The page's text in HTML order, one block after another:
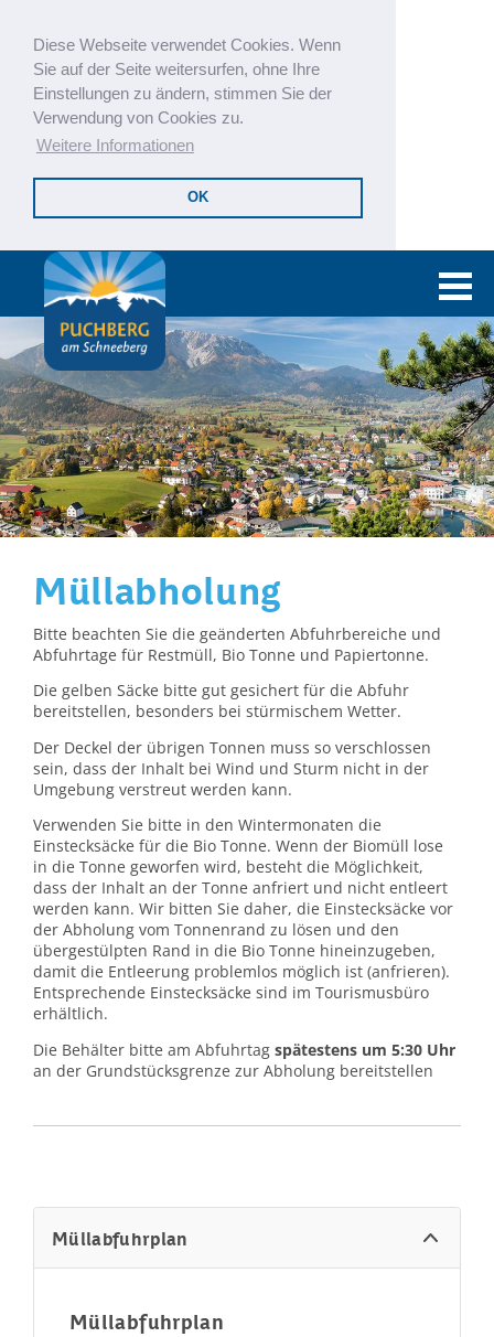
Diese Webseite verwendet Cookies. Wenn
Sie auf der Seite weitersurfen, ohne Ihre
Einstellungen zu ändern, stimmen Sie der
Verwendung von Cookies zu.
Weitere Informationen
OK
Müllabholung
Bitte beachten Sie die geänderten Abfuhrbereiche und
Abfuhrtage für Restmüll, Bio Tonne und Papiertonne.
Die gelben Säcke bitte gut gesichert für die Abfuhr
bereitstellen, besonders bei stürmischem Wetter.
Der Deckel der übrigen Tonnen muss so verschlossen
sein, dass der Inhalt bei Wind und Sturm nicht in der
Umgebung verstreut werden kann.
Verwenden Sie bitte in den Wintermonaten die
Einstecksäcke für die Bio Tonne. Wenn der Biomüll lose
in die Tonne geworfen wird, besteht die Möglichkeit,
dass der Inhalt an der Tonne anfriert und nicht entleert
werden kann. Wir bitten Sie daher, die Einstecksäcke vor
der Abholung vom Tonnenrand zu lösen und den
übergestülpten Rand in die Bio Tonne hineinzugeben,
damit die Entleerung problemlos möglich ist (anfrieren).
Entsprechende Einstecksäcke sind im Tourismusbüro
erhältlich.
Die Behälter bitte am Abfuhrtag spätestens um 5:30 Uhr
an der Grundstücksgrenze zur Abholung bereitstellen
Müllabfuhrplan
Müllabfuhrplan